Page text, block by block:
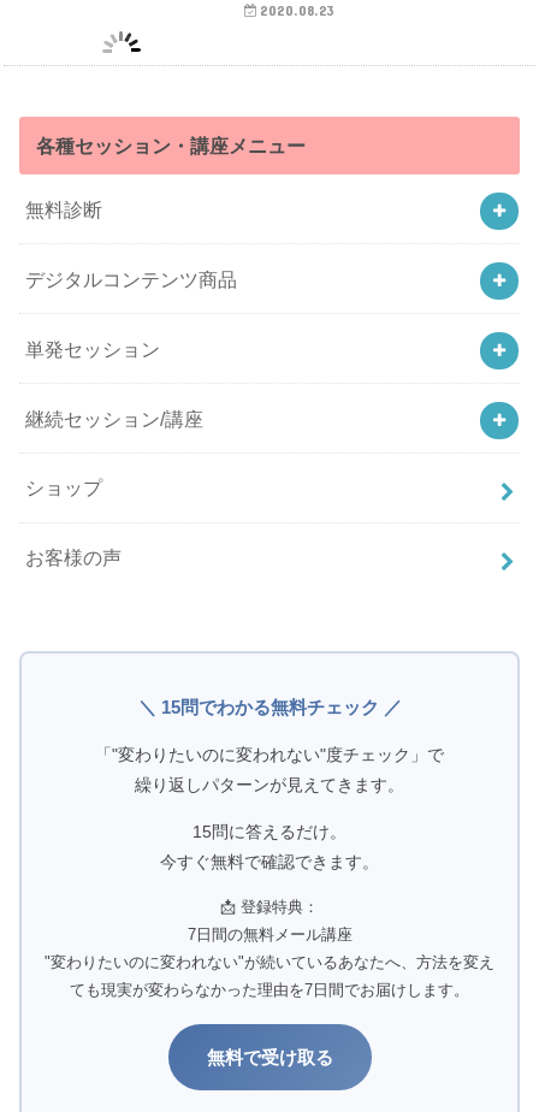
2020.08.23
各種セッション・講座メニュー
無料診断
デジタルコンテンツ商品
単発セッション
継続セッション/講座
ショップ
お客様の声
＼ 15問でわかる無料チェック ／
「"変わりたいのに変われない"度チェック」で
繰り返しパターンが見えてきます。
15問に答えるだけ。
今すぐ無料で確認できます。
📩 登録特典：
7日間の無料メール講座
"変わりたいのに変われない"が続いているあなたへ、方法を変え
ても現実が変わらなかった理由を7日間でお届けします。
無料で受け取る